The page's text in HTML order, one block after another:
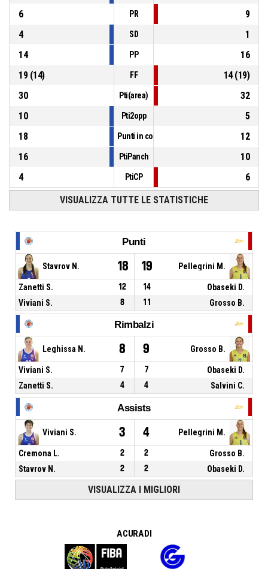
6
PR
9
4
SD
1
14
PP
16
19(14) FF 14(19)
30
Pti(area)
32
10
Pti2opp
5
18
Punti in contropiede
12
16
PtiPanch
10
4
PtiCP 6
VISUALIZZA TUTTE LE STATISTICHE
Punti
Stavrov N. 18 19 Pellegrini M.
Zanetti S. 12 14
Obaseki D.
Viviani S.
8 11 Grosso B.
Rimbalzi
Leghissa N. 8 9 Grosso B.
Viviani S. 7 7
Obaseki D.
Zanetti S.
4 4 Salvini C.
Assists
Viviani S. 3 4 Pellegrini M.
Cremona L. 2 2
Grosso B.
Stavrov N.
2 2 Obaseki D.
VISUALIZZA I MIGLIORI
A CURA DI